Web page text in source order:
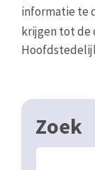
informatie te
krijgen tot de
Zoek